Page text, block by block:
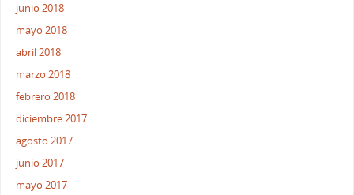
junio 2018
mayo 2018
abril 2018
marzo 2018
febrero 2018
diciembre 2017
agosto 2017
junio 2017
mayo 2017